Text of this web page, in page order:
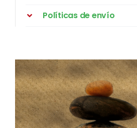
Políticas de envío